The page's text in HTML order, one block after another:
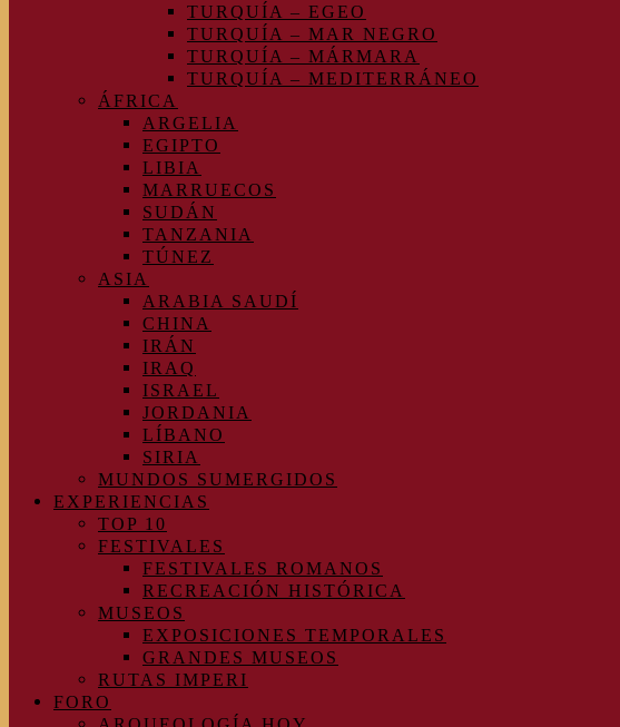
TURQUÍA – EGEO
TURQUÍA – MAR NEGRO
TURQUÍA – MÁRMARA
TURQUÍA – MEDITERRÁNEO
ÁFRICA
ARGELIA
EGIPTO
LIBIA
MARRUECOS
SUDÁN
TANZANIA
TÚNEZ
ASIA
ARABIA SAUDÍ
CHINA
IRÁN
IRAQ
ISRAEL
JORDANIA
LÍBANO
SIRIA
MUNDOS SUMERGIDOS
EXPERIENCIAS
TOP 10
FESTIVALES
FESTIVALES ROMANOS
RECREACIÓN HISTÓRICA
MUSEOS
EXPOSICIONES TEMPORALES
GRANDES MUSEOS
RUTAS IMPERI
FORO